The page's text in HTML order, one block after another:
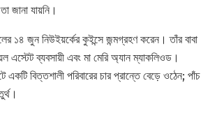
জানা যায়নি।
১৪ জুন নিউইয়র্কের কুইন্সে জন্মগ্রহণ করেন। তাঁর বাবা
এস্টেট ব্যবসায়ী এবং মা মেরি অ্যান ম্যাকলিওড।
একটি বিত্তশালী পরিবারের চার প্রান্তে বেড়ে ওঠেন; পাঁচ